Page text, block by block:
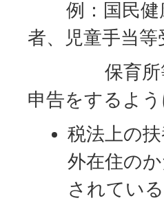
例：国民健
者、児童手当
保育所等を
申告をするよ
税法上の
外在住の
されている